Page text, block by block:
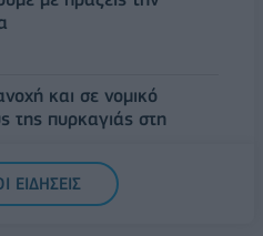
και σε νομικό
της πυρκαγιάς στη
ΕΙΔΗΣΕΙΣ